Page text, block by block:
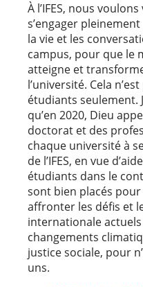
À l’IFES, nous
s’engager
la vie et les
campus, pour que le
atteigne et
l’université. Cela
étudiants seulement.
qu’en 2020, Dieu
doctorat et des
chaque université à
de l’IFES, en vue
étudiants dans le
sont bien placés
affronter les défis et
internationale
changements
justice sociale, pour
uns.